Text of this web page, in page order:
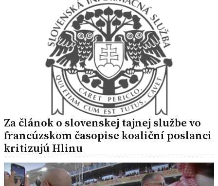
Za článok o slovenskej tajnej službe vo
francúzskom časopise koaliční poslanci
kritizujú Hlinu